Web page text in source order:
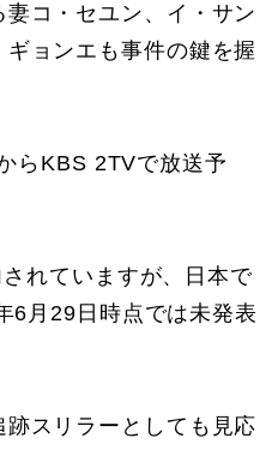
コ・セユン、イ・サン
ョンエも事件の鍵を握
らKBS 2TVで放送予
れていますが、日本で
6月29日時点では未発表
スリラーとしても見応